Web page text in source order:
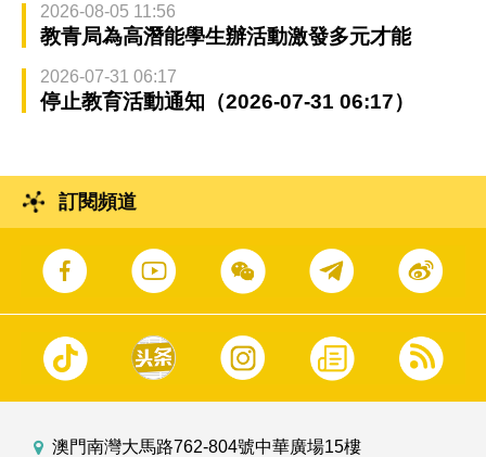
2026-08-05 11:56
教青局為高潛能學生辦活動激發多元才能
2026-07-31 06:17
停止教育活動通知（2026-07-31 06:17）
訂閱頻道
澳門南灣大馬路762-804號中華廣場15樓